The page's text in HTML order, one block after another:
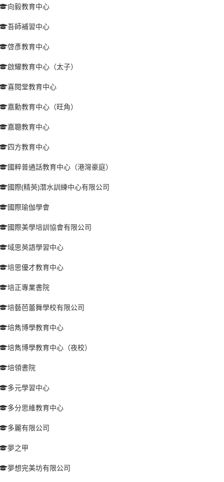
向毅教育中心
吾師補習中心
啓彥教育中心
啟耀教育中心（太子）
喜閱堂教育中心
嘉勳教育中心（旺角）
嘉聰教育中心
四方教育中心
國粹普通話教育中心（港灣豪庭）
國際(精英)潛水訓練中心有限公司
國際瑜伽學會
國際美學培訓協會有限公司
域思英語學習中心
培思優才教育中心
培正專業書院
培藝芭蕾舞學校有限公司
培雋博學教育中心
培雋博學教育中心（夜校）
培領書院
多元學習中心
多分思維教育中心
多麗有限公司
夢之甲
夢想完美坊有限公司